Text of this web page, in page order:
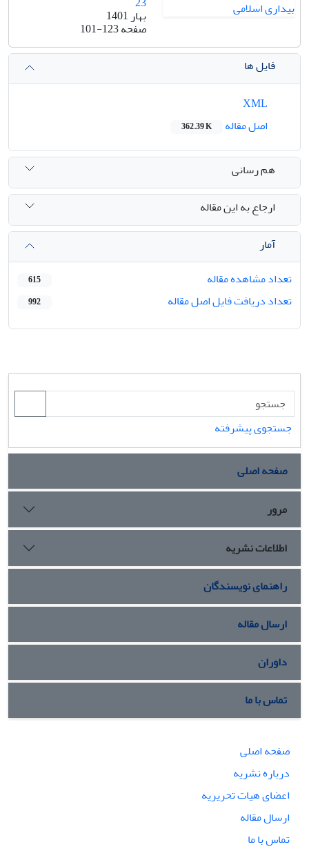
بهار 1401
صفحه101-123
فایل ها
اصل مقاله
362.39 K
هم رسانی
ارجاع به این مقاله
آمار
تعداد مشاهده مقاله
615
تعداد دریافت فایل اصل مقاله 992
جستجوی پیشرفته
صفحه اصلی
مرور
اطلاعات نشریه
راهنمای نویسندگان
ارسال مقاله
داوران
تماس با ما
صفحه اصلی
درباره نشریه
اعضای هیات تحریریه
ارسال مقاله
تماس با ما